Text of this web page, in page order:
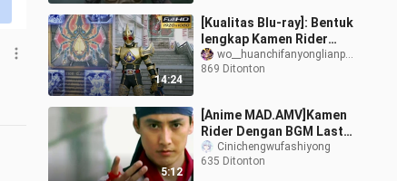
14:24
[Kualitas Blu-ray]: Bentuk
lengkap Kamen Rider
Blade + koleksi
pertarungan yang keren
wo__huanchifanyonglianpen
869 Ditonton
5:12
[Anime MAD.AMV]Kamen
Rider Dengan BGM Last
Stardust
Cinichengwufashiyong
635 Ditonton